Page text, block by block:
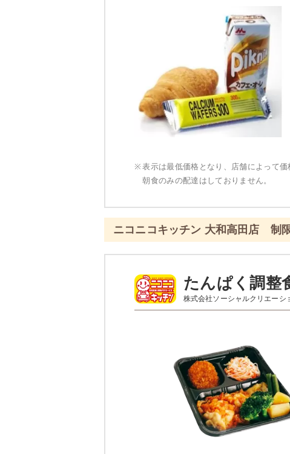
わかめと青菜の生姜醤油和え
さつまいものマリネ
ゆず香りこんにゃく
あさりのしぐれ煮
栄養素
-
※メニューの補足
※ 表示は最低価格となり、店舗によって価
朝食のみの配達はしておりません。
ニコニコキッチン 大和高田店 制
たんぱく調整
株式会社ソーシャルクリエーシ